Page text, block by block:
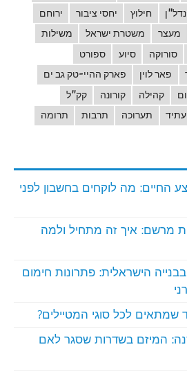
חילוץ יחסי ציבור
ירוחם
מעצר משטרת ישראל
משילות
סורוקה סיוע
ספורט
פאר לוין
פארק ההיי-טק גב ים
קהילה קורונה
קק"ל
תערוכה תרבות תרומה
החיים: מה לוקחים בחשבון לפני
מרשם: איך זה מתחיל ולמה
הישראלית: פתרונות חימום
שמתאים לכל סוגי המטיילים?
כמעט 60 שנה: המיזם בשדרות שסגר לאם